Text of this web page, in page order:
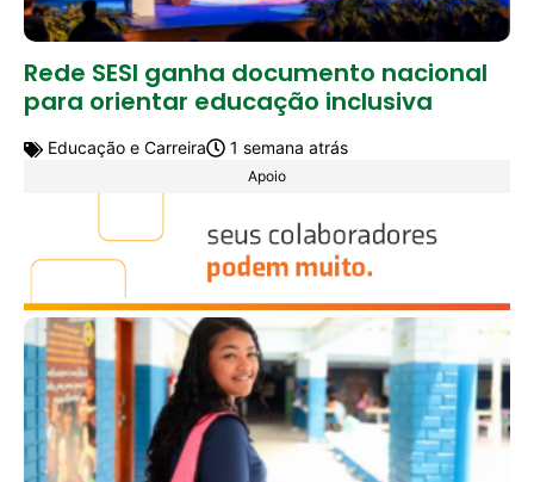
Rede SESI ganha documento nacional
para orientar educação inclusiva
Educação e Carreira 1 semana atrás
Apoio